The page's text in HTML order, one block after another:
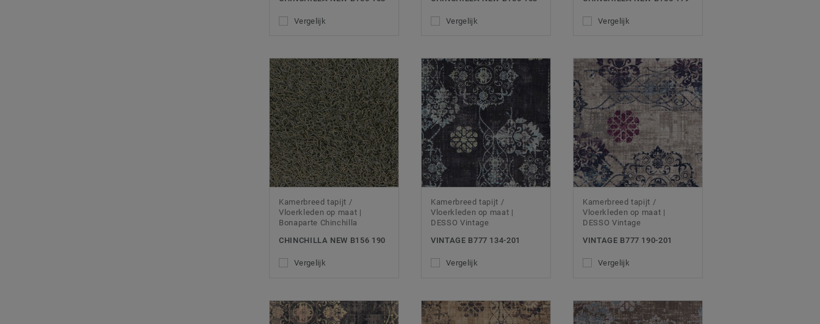
Vergelijk Vergelijk Vergelijk
Kamerbreed tapijt /
Vloerkleden op maat |
Bonaparte Chinchilla
CHINCHILLA NEW B156 190
Vergelijk
Kamerbreed tapijt /
Vloerkleden op maat |
DESSO Vintage
VINTAGE B777 134-201
Vergelijk
Kamerbreed tapijt /
Vloerkleden op maat |
DESSO Vintage
VINTAGE B777 190-201
Vergelijk